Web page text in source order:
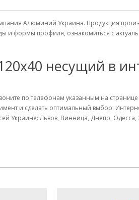
Алюминий Украина. Продукция
и формы профиля, ознакомиться с
несущий в
по телефонам указанным на
и сделать оптимальный выбор.
Украине: Львов, Винница, Днепр,